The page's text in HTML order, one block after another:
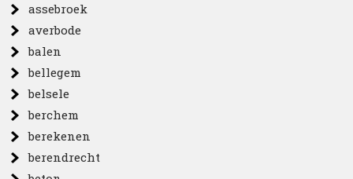
assebroek
averbode
balen
bellegem
belsele
berchem
berekenen
berendrecht